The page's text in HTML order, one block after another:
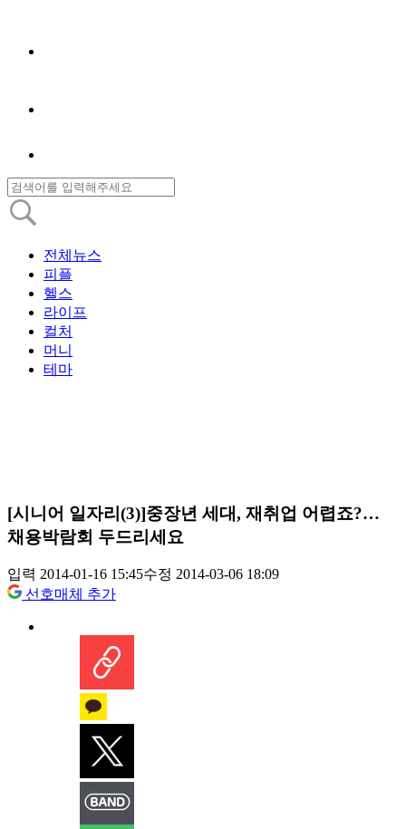
전체뉴스
피플
헬스
라이프
컬처
머니
테마
[시니어 일자리(3)]중장년 세대, 재취업 어렵죠?…
채용박람회 두드리세요
입력 2014-01-16 15:45수정 2014-03-06 18:09
선호매체 추가